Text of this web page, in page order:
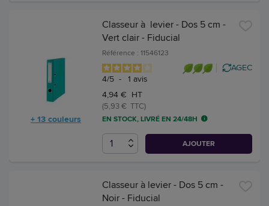
+ 13 couleurs
Classeur à levier - Dos 5 cm -
Vert clair - Fiducial
Référence : 11546123
4/5 - 1 avis
AGEC
4,94 € HT
(5,93 € TTC)
EN STOCK, LIVRÉ EN 24/48H
AJOUTER
Classeur à levier - Dos 5 cm -
Noir - Fiducial